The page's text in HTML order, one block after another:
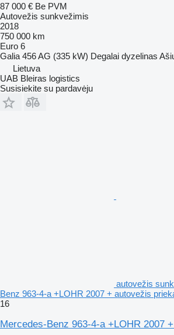
87 000 € Be PVM
Autovežis sunkvežimis
2018
750 000 km
Euro 6
Galia 456 AG (335 kW) Degalai dyzelinas
Lietuva
UAB Bleiras logistics
Susisiekite su pardavėju
autovežis
Benz 963-4-a +LOHR 2007 + autovežis
16
Mercedes-Benz 963-4-a +LOHR 2007